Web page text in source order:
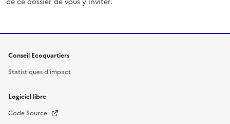
Conseil Ecoquartiers
Statistiques d'impact
Logiciel libre
Code Source Nouvelle fenêtre